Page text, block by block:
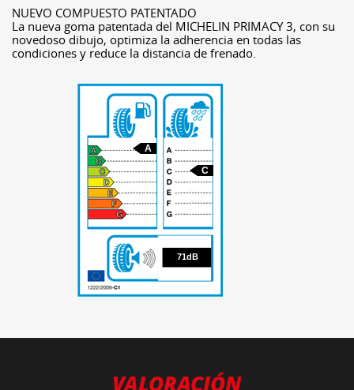
NUEVO COMPUESTO PATENTADO
La nueva goma patentada del MICHELIN PRIMACY 3, con su
novedoso dibujo, optimiza la adherencia en todas las
condiciones y reduce la distancia de frenado.
71
A
C
71dB
VALORACIÓN